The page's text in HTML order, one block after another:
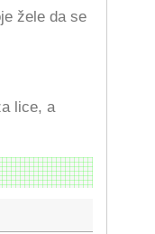
žele da se
lice, a